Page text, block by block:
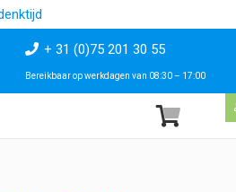
+ 31 (0)75 201 30 55
Bereikbaar op werkdagen van 08:30 – 17:00